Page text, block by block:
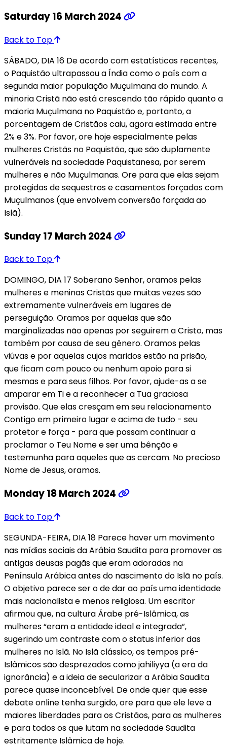
Saturday 16 March 2024
Back to Top
SÁBADO, DIA 16 De acordo com estatísticas recentes,
o Paquistão ultrapassou a Índia como o país com a
segunda maior população Muçulmana do mundo. A
minoria Cristã não está crescendo tão rápido quanto a
maioria Muçulmana no Paquistão e, portanto, a
porcentagem de Cristãos caiu, agora estimada entre
2% e 3%. Por favor, ore hoje especialmente pelas
mulheres Cristãs no Paquistão, que são duplamente
vulneráveis na sociedade Paquistanesa, por serem
mulheres e não Muçulmanas. Ore para que elas sejam
protegidas de sequestros e casamentos forçados com
Muçulmanos (que envolvem conversão forçada ao
Islã).
Sunday 17 March 2024
Back to Top
DOMINGO, DIA 17 Soberano Senhor, oramos pelas
mulheres e meninas Cristãs que muitas vezes são
extremamente vulneráveis em lugares de
perseguição. Oramos por aquelas que são
marginalizadas não apenas por seguirem a Cristo, mas
também por causa de seu gênero. Oramos pelas
viúvas e por aquelas cujos maridos estão na prisão,
que ficam com pouco ou nenhum apoio para si
mesmas e para seus filhos. Por favor, ajude-as a se
amparar em Ti e a reconhecer a Tua graciosa
provisão. Que elas cresçam em seu relacionamento
Contigo em primeiro lugar e acima de tudo - seu
protetor e força - para que possam continuar a
proclamar o Teu Nome e ser uma bênção e
testemunha para aqueles que as cercam. No precioso
Nome de Jesus, oramos.
Monday 18 March 2024
Back to Top
SEGUNDA-FEIRA, DIA 18 Parece haver um movimento
nas mídias sociais da Arábia Saudita para promover as
antigas deusas pagãs que eram adoradas na
Península Arábica antes do nascimento do Islã no país.
O objetivo parece ser o de dar ao país uma identidade
mais nacionalista e menos religiosa. Um escritor
afirmou que, na cultura Árabe pré-Islâmica, as
mulheres “eram a entidade ideal e integrada”,
sugerindo um contraste com o status inferior das
mulheres no Islã. No Islã clássico, os tempos pré-
Islâmicos são desprezados como jahiliyya (a era da
ignorância) e a ideia de secularizar a Arábia Saudita
parece quase inconcebível. De onde quer que esse
debate online tenha surgido, ore para que ele leve a
maiores liberdades para os Cristãos, para as mulheres
e para todos os que lutam na sociedade Saudita
estritamente Islâmica de hoje.